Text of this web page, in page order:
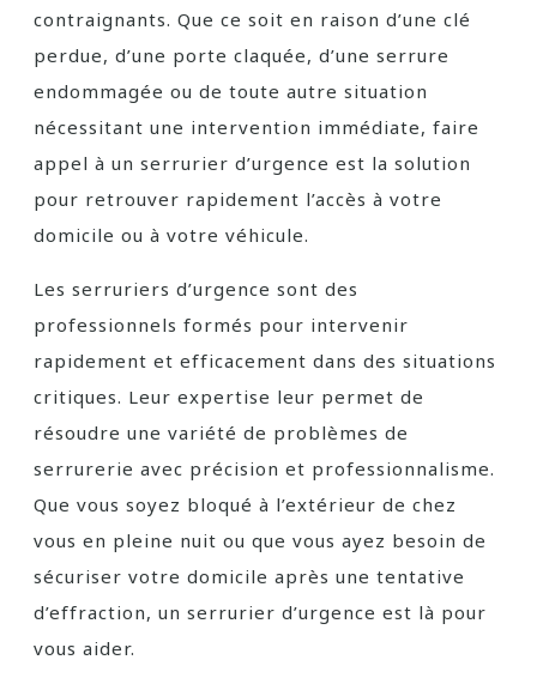
contraignants. Que ce soit en raison d’une clé
perdue, d’une porte claquée, d’une serrure
endommagée ou de toute autre situation
nécessitant une intervention immédiate, faire
appel à un serrurier d’urgence est la solution
pour retrouver rapidement l’accès à votre
domicile ou à votre véhicule.
Les serruriers d’urgence sont des
professionnels formés pour intervenir
rapidement et efficacement dans des situations
critiques. Leur expertise leur permet de
résoudre une variété de problèmes de
serrurerie avec précision et professionnalisme.
Que vous soyez bloqué à l’extérieur de chez
vous en pleine nuit ou que vous ayez besoin de
sécuriser votre domicile après une tentative
d’effraction, un serrurier d’urgence est là pour
vous aider.